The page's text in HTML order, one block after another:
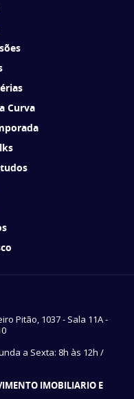
Curva
Pitão, 1037 - Sala 11A -
a Sexta: 8h às 12h /
IMOBILIARIO E